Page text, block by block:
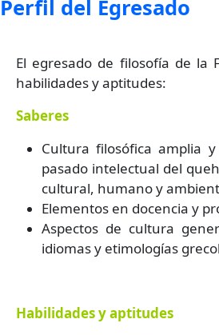
Perfil del Egresado
El egresado de filosofía de la
habilidades y aptitudes:
Saberes
Cultura filosófica amplia
pasado intelectual del
cultural, humano y
Elementos en docencia y
Aspectos de cultura
idiomas y etimologías
Habilidades y aptitudes